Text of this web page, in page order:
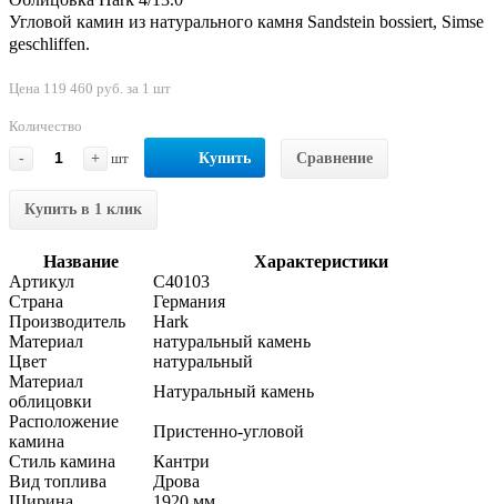
Угловой камин из натурального камня Sandstein bossiert, Simse
geschliffen.
Цена 119 460 руб. за 1 шт
Количество
-
+ шт Купить Сравнение
Купить в 1 клик
Название
Характеристики
Артикул
C40103
Страна
Германия
Производитель
Hark
Материал
натуральный камень
Цвет
натуральный
Материал
облицовки
Натуральный камень
Расположение
камина
Пристенно-угловой
Стиль камина
Кантри
Вид топлива
Дрова